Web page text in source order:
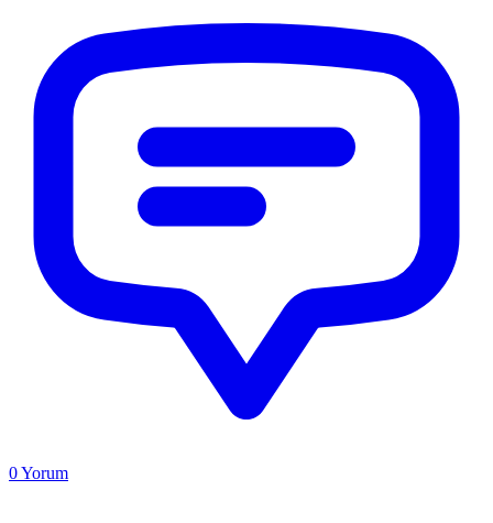
0Yorum